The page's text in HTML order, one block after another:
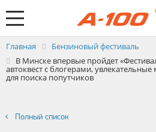
Услуги
Электронный документооборот
Заявка на выставление ЭСЧФ
Главная
Бензиновый фестиваль
В Минске впервые пройдет
автоквест с блогерами,
для поиска попутчиков
Полный список